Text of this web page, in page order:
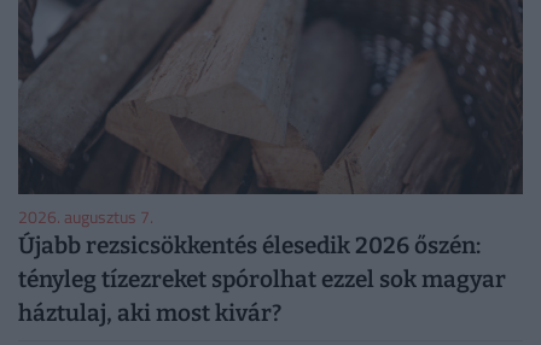
2026. augusztus 7.
Újabb rezsicsökkentés élesedik 2026 őszén:
tényleg tízezreket spórolhat ezzel sok magyar
háztulaj, aki most kivár?